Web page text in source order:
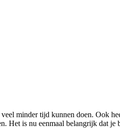
minder tijd kunnen doen. Ook
Het is nu eenmaal belangrijk dat je